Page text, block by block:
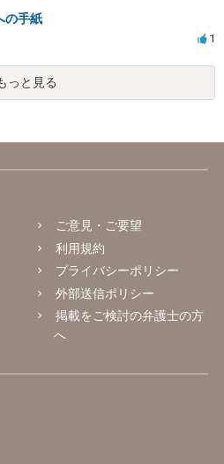
の手紙
1
っと見る
ご意見・ご要望
利用規約
プライバシーポリシー
外部送信ポリシー
掲載をご検討の弁護士の方
へ